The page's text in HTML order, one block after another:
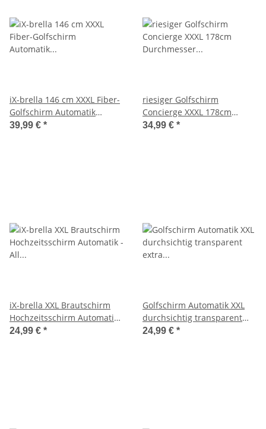
iX-brella 146 cm XXXL Fiber-
Golfschirm Automatik
doppeltes Dach mit
39,99 € *
riesiger Golfschirm
Concierge XXXL 178cm
Durchmesser für mehrere
34,99 € *
iX-brella XXL Brautschirm
Hochzeitsschirm Automatik -
All In White transparent
24,99 € *
Golfschirm Automatik XXL
durchsichtig transparent
extra gross
24,99 € *